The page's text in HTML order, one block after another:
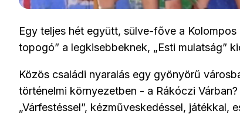
Egy teljes hét együtt, sülve-főve a
topogó” a legkisebbeknek, „Esti mulatság”
Közös családi nyaralás egy gyönyörű
történelmi környezetben - a Rákóczi
„Várfestéssel”, kézműveskedéssel, játékkal,